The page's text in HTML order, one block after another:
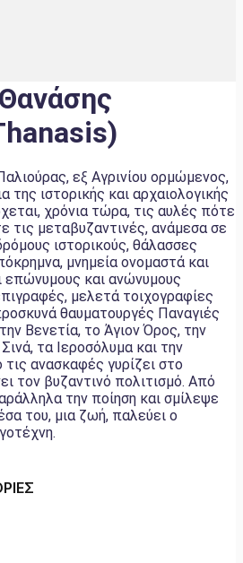
εξ Αγρινίου ορμώμενος,
ιστορικής και αρχαιολογικής
χρόνια τώρα, τις αυλές πότε
τις μεταβυζαντινές, ανάμεσα σε
ιστορικούς, θάλασσες
μνημεία ονομαστά και
επώνυμους και ανώνυμους
μελετά τοιχογραφίες
θαυματουργές Παναγιές
Βενετία, το Άγιον Όρος, την
τα Ιεροσόλυμα και την
ανασκαφές γυρίζει στο
τον βυζαντινό πολιτισμό. Από
την ποίηση και σμίλεψε
του, μια ζωή, παλεύει ο